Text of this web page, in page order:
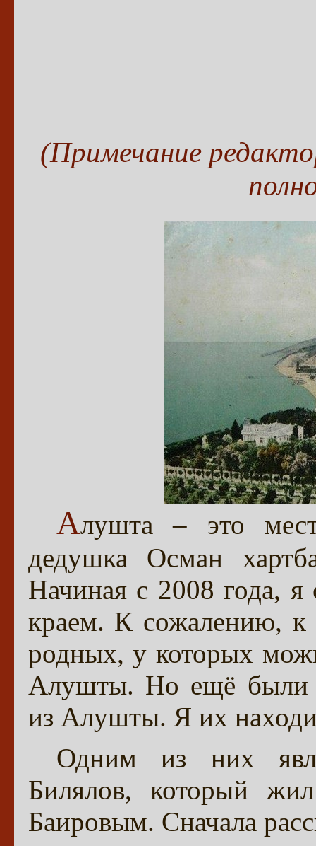
(Примечание
Алушта – это
дедушка Осман
Начиная с 2008 года, я
краем. К сожалению,
родных, у которых
Алушты. Но ещё были
из Алушты. Я их
Одним из них
Билялов, который
Баировым. Сначала